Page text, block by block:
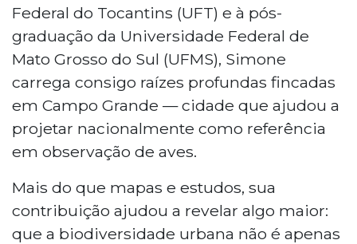
Federal do Tocantins (UFT) e à pós-
graduação da Universidade Federal de
Mato Grosso do Sul (UFMS), Simone
carrega consigo raízes profundas fincadas
em Campo Grande — cidade que ajudou a
projetar nacionalmente como referência
em observação de aves.
Mais do que mapas e estudos, sua
contribuição ajudou a revelar algo maior:
que a biodiversidade urbana não é apenas